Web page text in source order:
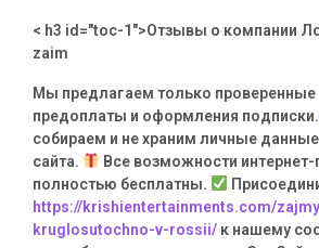
< h3 id="toc-1">Отзывы о компании
zaim
Мы предлагаем только
предоплаты и оформления подписки.
собираем и не храним личные
сайта.
Все возможности интернет-
полностью бесплатны.
https://krishientertainments.com/
kruglosutochno-v-rossii/ к нашему